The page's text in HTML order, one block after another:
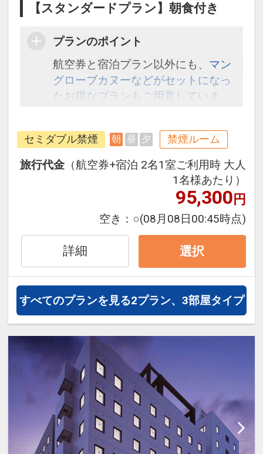
【スタンダードプラン】朝食付き
プランのポイント
航空券と宿泊プラン以外にも、 マン
グローブカヌーなどがセットになっ
たお得なプランもご用意していま
セミダブル禁煙 朝 昼 夕 禁煙ルーム
旅行代金 （航空券+宿泊 2名1室ご利用時 大人
1名様あたり）
95,300円
空き： ○(08月08日00:45時点)
詳細 選択
すべてのプランを見る2プラン、3部屋タイプ